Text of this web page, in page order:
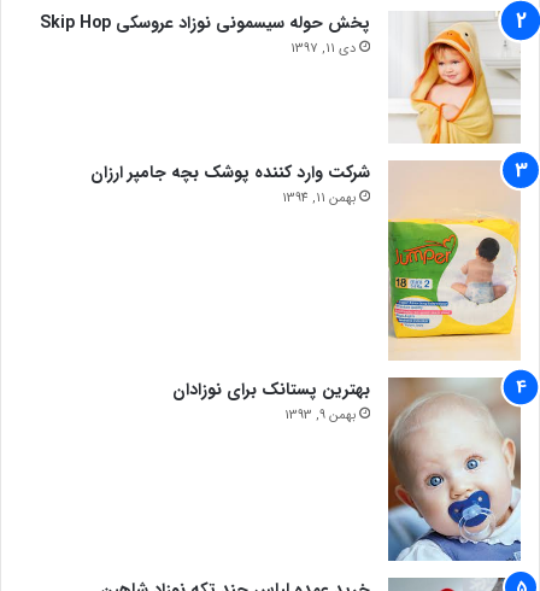
پخش حوله سیسمونی نوزاد عروسکی Skip Hop
دی 11, 1397
شرکت وارد کننده پوشک بچه جامپر ارزان
بهمن 11, 1394
بهترین پستانک برای نوزادان
بهمن 9, 1393